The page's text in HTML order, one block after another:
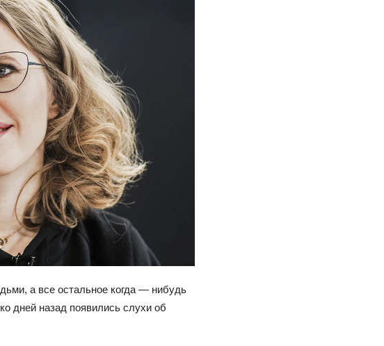
а все остальное когда — нибудь
дней назад появились слухи об